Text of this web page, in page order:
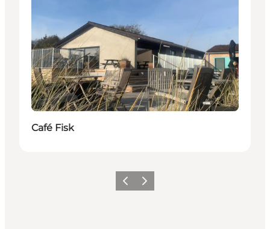
Café Fisk
Föregående
Nästa